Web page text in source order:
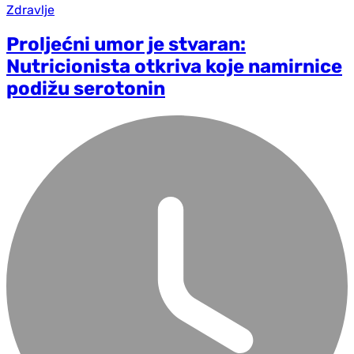
Zdravlje
Proljećni umor je stvaran:
Nutricionista otkriva koje namirnice
podižu serotonin